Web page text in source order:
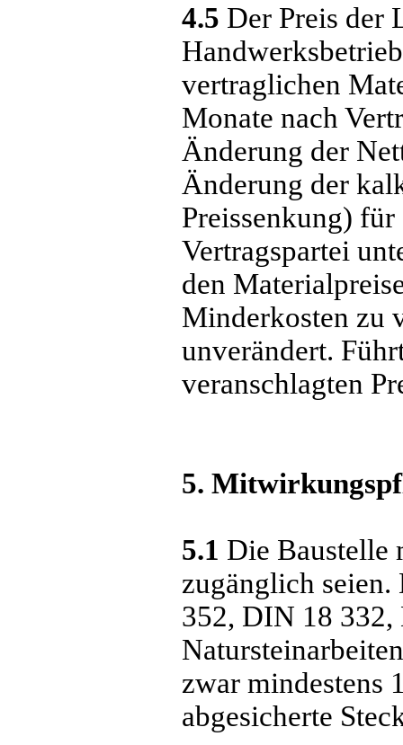
4.5 Der Preis der
vertraglichen
Monate nach
Änderung der
Änderung der
Preissenkung)
Vertragspartei
den
Minderkosten zu
unverändert.
veranschlagten
5.
5.1 Die Baustelle
zugänglich
352, DIN 18 332,
zwar mindestens
abgesicherte